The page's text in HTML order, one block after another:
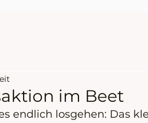
im Beet
endlich losgehen: Das